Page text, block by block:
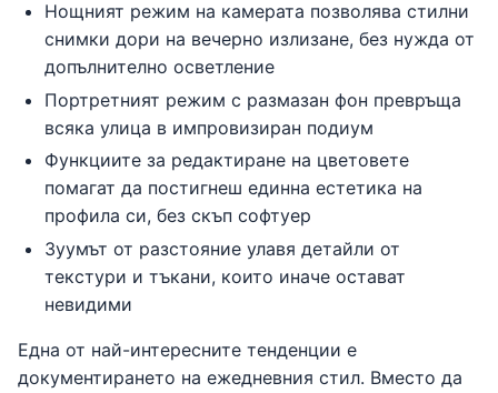
Нощният режим на камерата позволява стилни
снимки дори на вечерно излизане, без нужда от
допълнително осветление
Портретният режим с размазан фон превръща
всяка улица в импровизиран подиум
Функциите за редактиране на цветовете
помагат да постигнеш единна естетика на
профила си, без скъп софтуер
Зуумът от разстояние улавя детайли от
текстури и тъкани, които иначе остават
невидими
Една от най-интересните тенденции е
документирането на ежедневния стил. Вместо да